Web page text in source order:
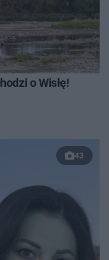
o Wisłę!
43